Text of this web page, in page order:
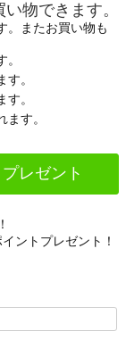
物できます。
。またお買い物も
。
。
す。
レゼント
ントプレゼント！